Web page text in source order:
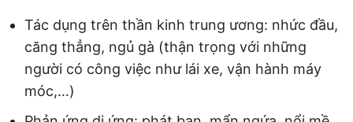
Tác dụng trên thần kinh trung ương: nhức đầu,
căng thẳng, ngủ gà (thận trọng với những
người có công việc như lái xe, vận hành máy
móc,…)